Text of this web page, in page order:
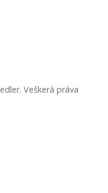
Veškerá práva